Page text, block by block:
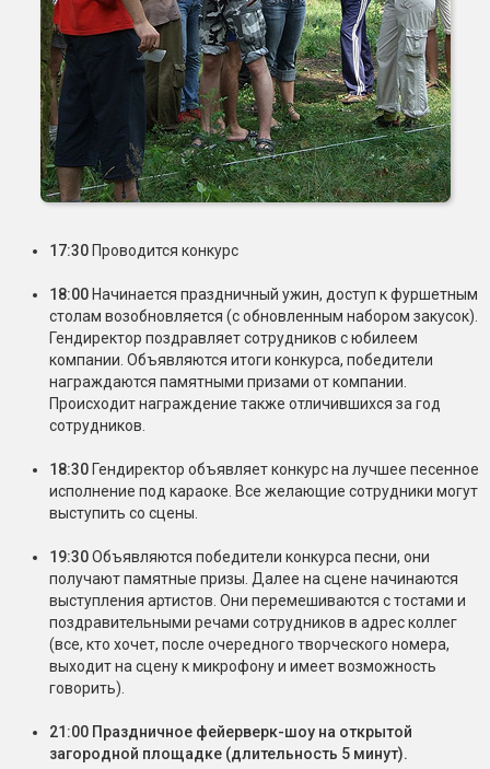
17:30 Проводится конкурс
18:00 Начинается праздничный ужин, доступ к фуршетным
столам возобновляется (с обновленным набором закусок).
Гендиректор поздравляет сотрудников с юбилеем
компании. Объявляются итоги конкурса, победители
награждаются памятными призами от компании.
Происходит награждение также отличившихся за год
сотрудников.
18:30 Гендиректор объявляет конкурс на лучшее песенное
исполнение под караоке. Все желающие сотрудники могут
выступить со сцены.
19:30Объявляются победители конкурса песни, они
получают памятные призы. Далее на сцене начинаются
выступления артистов. Они перемешиваются с тостами и
поздравительными речами сотрудников в адрес коллег
(все, кто хочет, после очередного творческого номера,
выходит на сцену к микрофону и имеет возможность
говорить).
21:00 Праздничное фейерверк-шоу на открытой
загородной площадке (длительность 5 минут).